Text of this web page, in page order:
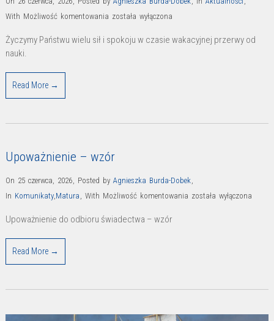
With Możliwość komentowania List
Edukacji
została wyłączona
Życzymy Państwu wielu sił i spokoju w czasie wakacyjnej przerwy od
nauki.
Read More →
Upoważnienie – wzór
On 25 czerwca, 2026 Posted by Agnieszka Burda-Dobek
In Komunikaty, Matura With Możliwość komentowania Upoważnienie
została wyłączona
Upoważnienie do odbioru świadectwa – wzór
Read More →